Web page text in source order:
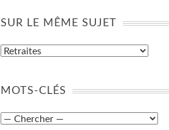
SUR LE MÊME SUJET
MOTS-CLÉS